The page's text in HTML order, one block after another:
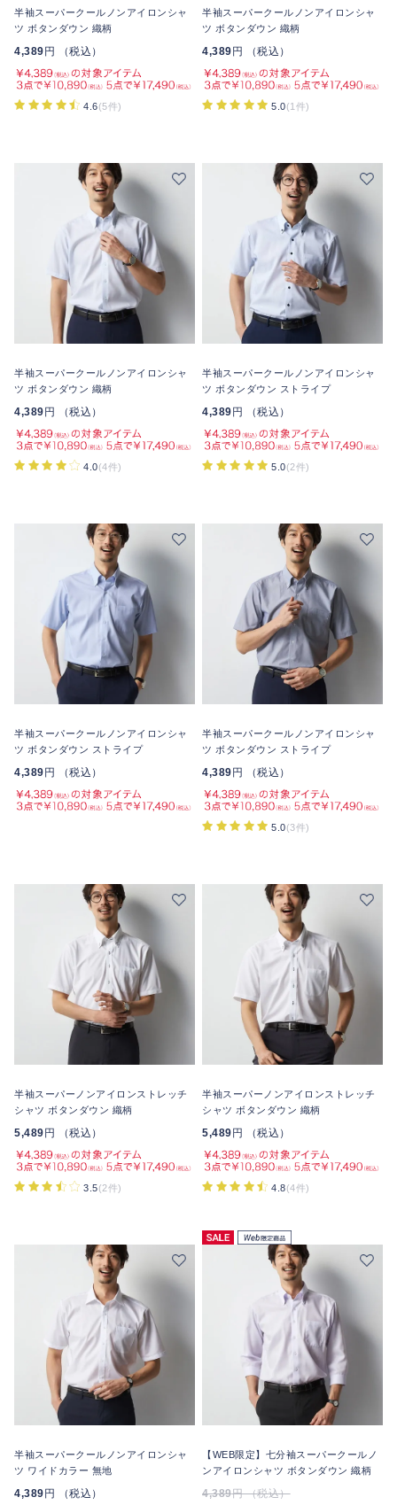
半袖スーパークールノンアイロンシャ
ツ ボタンダウン 織柄
4,389 円 （税込）
4.6(5件)
半袖スーパークールノンアイロンシャ
ツ ボタンダウン 織柄
4,389 円 （税込）
5.0(1件)
半袖スーパークールノンアイロンシャ
ツ ボタンダウン 織柄
4,389 円 （税込）
4.0(4件)
半袖スーパークールノンアイロンシャ
ツ ボタンダウン ストライプ
4,389 円 （税込）
5.0(2件)
半袖スーパークールノンアイロンシャ
ツ ボタンダウン ストライプ
4,389 円 （税込）
半袖スーパークールノンアイロンシャ
ツ ボタンダウン ストライプ
4,389 円 （税込）
5.0(3件)
半袖スーパーノンアイロンストレッチ
シャツ ボタンダウン 織柄
5,489 円 （税込）
3.5(2件)
半袖スーパーノンアイロンストレッチ
シャツ ボタンダウン 織柄
5,489 円 （税込）
4.8(4件)
半袖スーパークールノンアイロンシャ
ツ ワイドカラー 無地
4,389 円 （税込）
【WEB限定】七分袖スーパークールノ
ンアイロンシャツ ボタンダウン 織柄
4,389円 （税込）